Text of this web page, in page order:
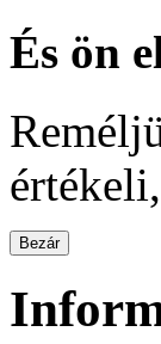
És ön
Bezár